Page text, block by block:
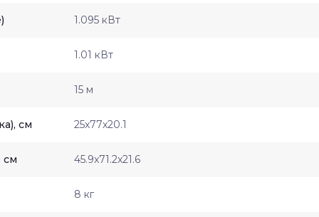
1.095 кВт
1.01 кВт
15 м
см 25x77x20.1
см 45.9x71.2x21.6
8 кг